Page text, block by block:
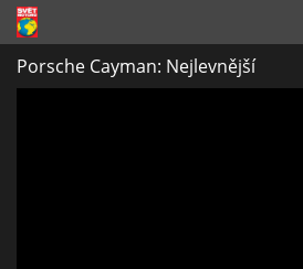
Porsche Cayman: Nejlevnější